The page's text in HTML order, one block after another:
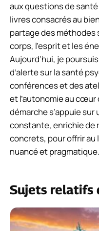
aux questions de santé
livres consacrés au
partage des méthodes
corps, l’esprit et les
Aujourd’hui, je
d’alerte sur la santé
conférences et des
et l’autonomie au cœur
démarche s’appuie
constante, enrichie de
concrets, pour offrir au
nuancé et pragmatique.
Sujets relatifs